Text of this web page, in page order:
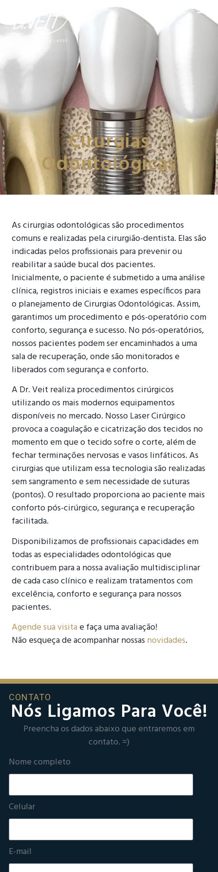
Cirurgias
Odontológicas
As cirurgias odontológicas são procedimentos
comuns e realizadas pela cirurgião-dentista. Elas são
indicadas pelos profissionais para prevenir ou
reabilitar a saúde bucal dos pacientes.
Inicialmente, o paciente é submetido a uma análise
clínica, registros iniciais e exames específicos para
o planejamento de Cirurgias Odontológicas. Assim,
garantimos um procedimento e pós-operatório com
conforto, segurança e sucesso. No pós-operatórios,
nossos pacientes podem ser encaminhados a uma
sala de recuperação, onde são monitorados e
liberados com segurança e conforto.
A Dr. Veit realiza procedimentos cirúrgicos
utilizando os mais modernos equipamentos
disponíveis no mercado. Nosso Laser Cirúrgico
provoca a coagulação e cicatrização dos tecidos no
momento em que o tecido sofre o corte, além de
fechar terminações nervosas e vasos linfáticos. As
cirurgias que utilizam essa tecnologia são realizadas
sem sangramento e sem necessidade de suturas
(pontos). O resultado proporciona ao paciente mais
conforto pós-cirúrgico, segurança e recuperação
facilitada.
Disponibilizamos de profissionais capacidades em
todas as especialidades odontológicas que
contribuem para a nossa avaliação multidisciplinar
de cada caso clínico e realizam tratamentos com
excelência, conforto e segurança para nossos
pacientes.
Agende sua visita e faça uma avaliação!
Não esqueça de acompanhar nossas novidades.
CONTATO
Nós Ligamos Para Você!
Preencha os dados abaixo que entraremos em
contato. =)
Nome completo
Celular
E-mail